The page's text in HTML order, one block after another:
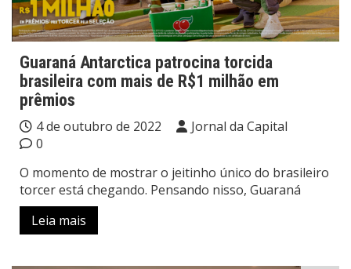
Guaraná Antarctica patrocina torcida
brasileira com mais de R$1 milhão em
prêmios
4 de outubro de 2022
Jornal da Capital
0
O momento de mostrar o jeitinho único do brasileiro
torcer está chegando. Pensando nisso, Guaraná
Leia mais